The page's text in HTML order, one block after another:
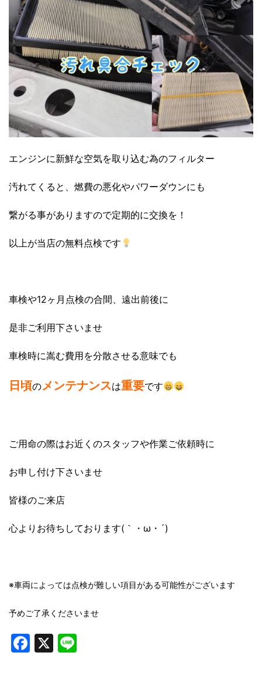
エンジンに新鮮な空気を取り込む為のフィルター
汚れてくると、燃費の悪化やパワーダウンにも
繋がる事がありますので定期的に交換を！
以上が当店の無料点検です
車検や12ヶ月点検の合間、遠出前後に
是非ご利用下さいませ
車検時に嵩む費用を分散させる意味でも
日頃のメンテナンスは重要です
ご用命の際はお近くのスタッフや作業ご依頼時に
お申し付け下さいませ
皆様のご来店
心よりお待ちしております(｀・ω・´)ゞ
※車両によっては点検が難しい項目がある可能性がございます
予めご了承くださいませ
Facebook
X